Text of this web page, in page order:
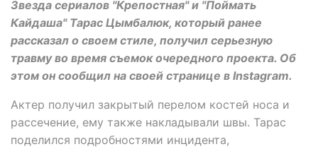
Звезда сериалов "Крепостная" и "Поймать
Кайдаша" Тарас Цымбалюк, который ранее
рассказал о своем стиле, получил серьезную
травму во время съемок очередного проекта. Об
этом он сообщил на своей странице в Instagram.
Актер получил закрытый перелом костей носа и
рассечение, ему также накладывали швы. Тарас
поделился подробностями инцидента,